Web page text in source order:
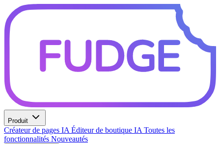
Produit
Créateur de pages IA Éditeur de boutique IA Toutes les
fonctionnalités Nouveautés